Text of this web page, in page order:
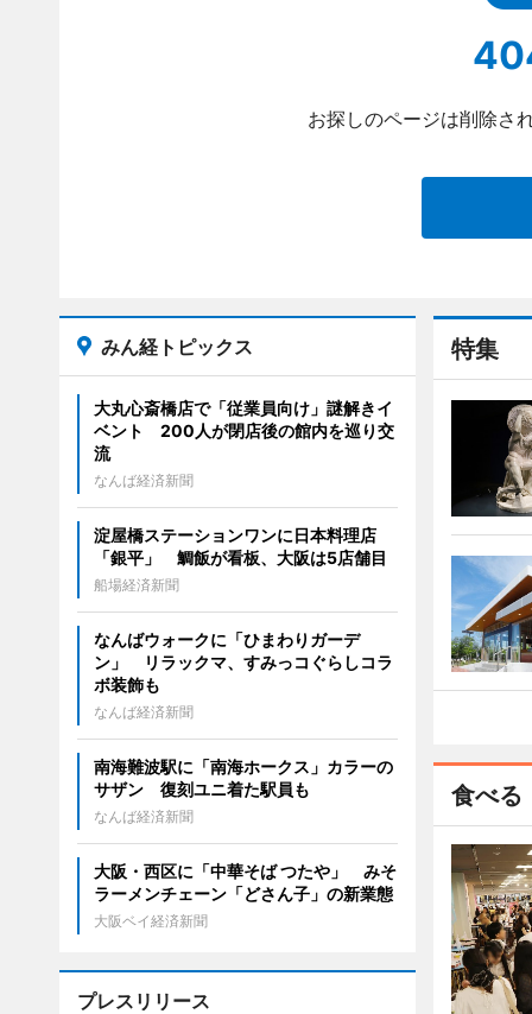
お探しのページは削除さ
特集
食べる
みん経トピックス
大丸心斎橋店で「従業員向け」謎解きイ
ベント 200人が閉店後の館内を巡り交
流
なんば経済新聞
淀屋橋ステーションワンに日本料理店
「銀平」 鯛飯が看板、大阪は5店舗目
船場経済新聞
なんばウォークに「ひまわりガーデ
ン」 リラックマ、すみっコぐらしコラ
ボ装飾も
なんば経済新聞
南海難波駅に「南海ホークス」カラーの
サザン 復刻ユニ着た駅員も
なんば経済新聞
大阪・西区に「中華そば つたや」 みそ
ラーメンチェーン「どさん子」の新業態
大阪ベイ経済新聞
プレスリリース